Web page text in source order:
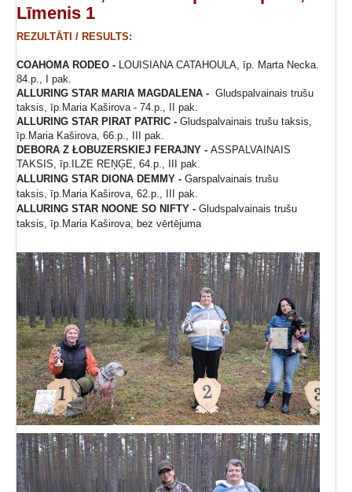
Līmenis 1
REZULTĀTI / RESULTS:
COAHOMA RODEO - LOUISIANA CATAHOULA, īp. Marta Necka.
84.p., I pak.
ALLURING STAR MARIA MAGDALENA - Gludspalvainais trušu
taksis, īp.Maria Kaširova - 74.p., II pak.
ALLURING STAR PIRAT PATRIC - Gludspalvainais trušu taksis,
īp.Maria Kaširova, 66.p., III pak.
DEBORA Z ŁOBUZERSKIEJ FERAJNY - ASSPALVAINAIS
TAKSIS, īp.ILZE REŅĢE, 64.p., III pak.
ALLURING STAR DIONA DEMMY - Garspalvainais trušu
taksis, īp.Maria Kaširova, 62.p., III pak.
ALLURING STAR NOONE SO NIFTY - Gludspalvainais trušu
taksis, īp.Maria Kaširova, bez vērtējuma